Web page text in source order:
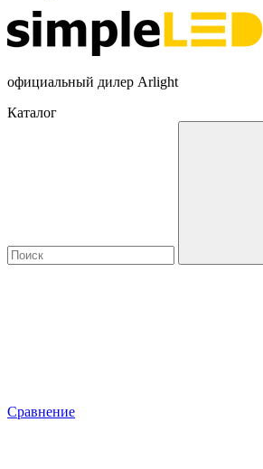
официальный дилер Arlight
Каталог
Сравнение